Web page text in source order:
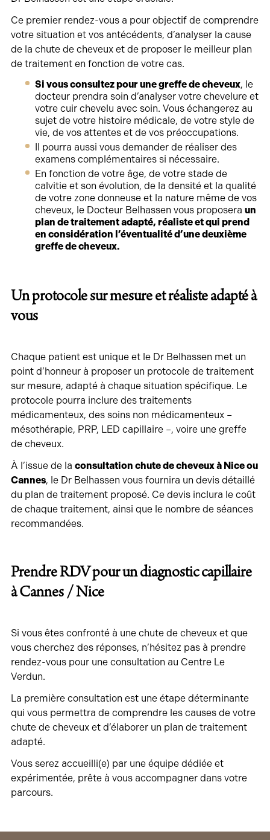
Ce premier rendez-vous a pour objectif de comprendre
votre situation et vos antécédents, d’analyser la cause
de la chute de cheveux et de proposer le meilleur plan
de traitement en fonction de votre cas.
Si vous consultez pour une greffe de cheveux, le
docteur prendra soin d’analyser votre chevelure et
votre cuir chevelu avec soin. Vous échangerez au
sujet de votre histoire médicale, de votre style de
vie, de vos attentes et de vos préoccupations.
Il pourra aussi vous demander de réaliser des
examens complémentaires si nécessaire.
En fonction de votre âge, de votre stade de
calvitie et son évolution, de la densité et la qualité
de votre zone donneuse et la nature même de vos
cheveux, le Docteur Belhassen vous proposera un
plan de traitement adapté, réaliste et qui prend
en considération l’éventualité d’une deuxième
greffe de cheveux.
Un protocole sur mesure et réaliste adapté à
vous
Chaque patient est unique et le Dr Belhassen met un
point d’honneur à proposer un protocole de traitement
sur mesure, adapté à chaque situation spécifique. Le
protocole pourra inclure des traitements
médicamenteux, des soins non médicamenteux –
mésothérapie, PRP, LED capillaire –, voire une greffe
de cheveux.
À l’issue de la consultation chute de cheveux à Nice ou
Cannes, le Dr Belhassen vous fournira un devis détaillé
du plan de traitement proposé. Ce devis inclura le coût
de chaque traitement, ainsi que le nombre de séances
recommandées.
Prendre RDV pour un diagnostic capillaire
à Cannes / Nice
Si vous êtes confronté à une chute de cheveux et que
vous cherchez des réponses, n’hésitez pas à prendre
rendez-vous pour une consultation au Centre Le
Verdun.
La première consultation est une étape déterminante
qui vous permettra de comprendre les causes de votre
chute de cheveux et d’élaborer un plan de traitement
adapté.
Vous serez accueilli(e) par une équipe dédiée et
expérimentée, prête à vous accompagner dans votre
parcours.